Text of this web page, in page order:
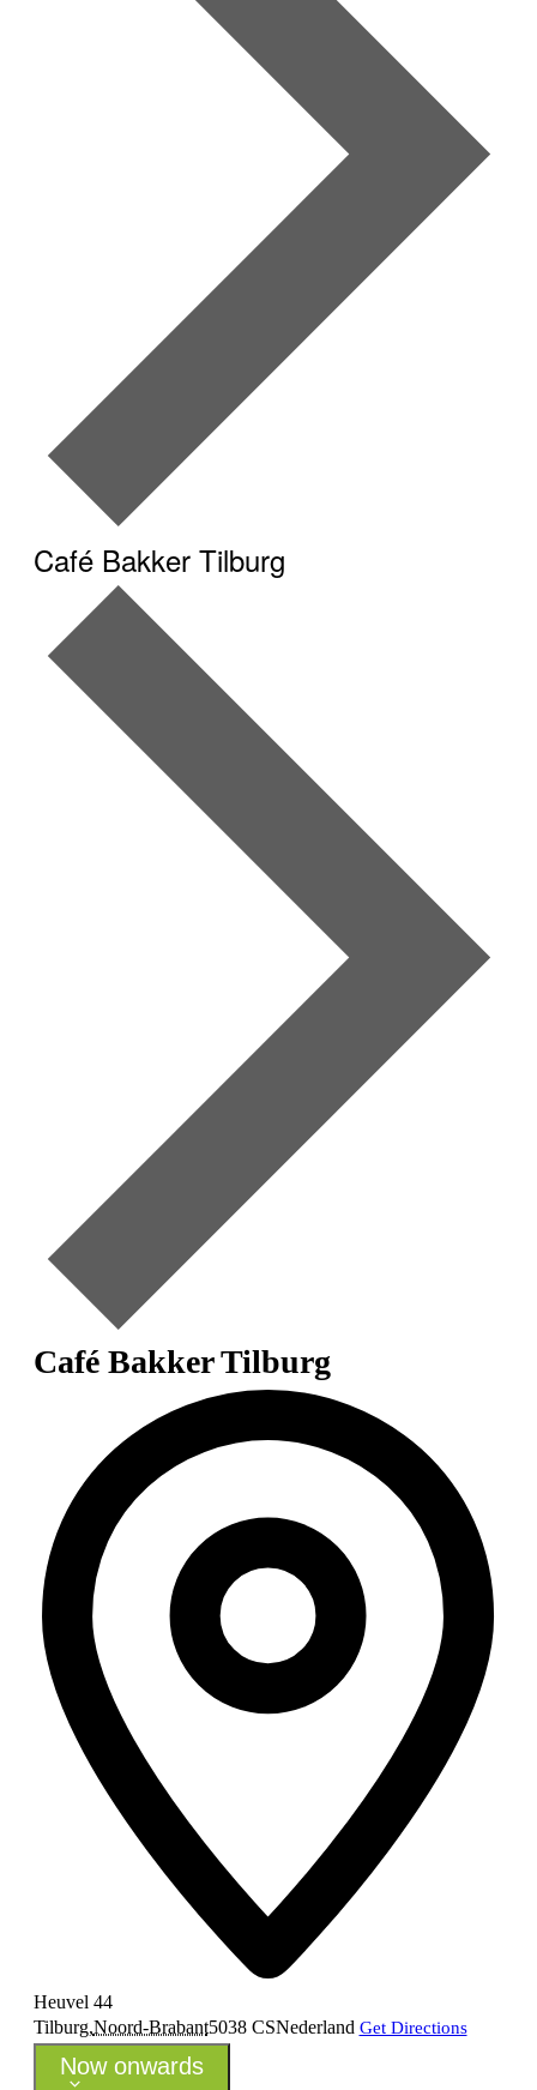
Café Bakker Tilburg
Café Bakker Tilburg
Heuvel 44
Tilburg,Noord-Brabant5038 CSNederland Get Directions
Now onwards
Select